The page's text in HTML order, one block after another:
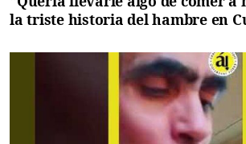
la triste historia del hambre en